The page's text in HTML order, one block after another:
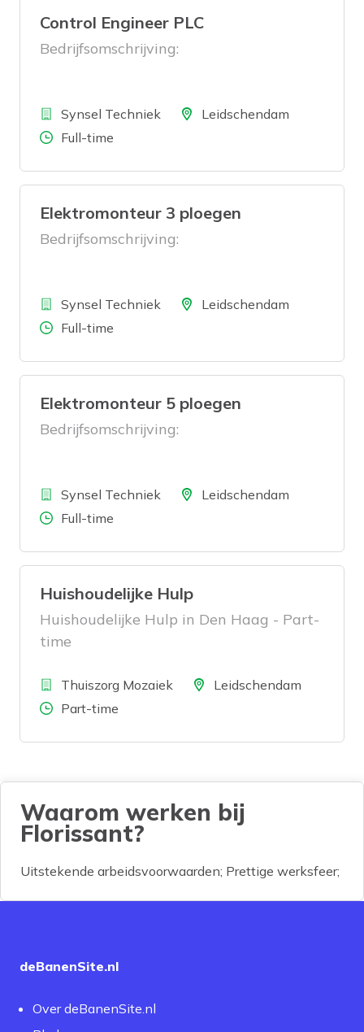
Control Engineer PLC
Bedrijfsomschrijving:
BedrijfSynsel Techniek LocatieLeidschendam
Aantal uren
Full-time
Elektromonteur 3 ploegen
Bedrijfsomschrijving:
BedrijfSynsel Techniek LocatieLeidschendam
Aantal uren
Full-time
Elektromonteur 5 ploegen
Bedrijfsomschrijving:
BedrijfSynsel Techniek LocatieLeidschendam
Aantal uren
Full-time
Huishoudelijke Hulp
Huishoudelijke Hulp in Den Haag - Part-
time
BedrijfThuiszorg Mozaiek LocatieLeidschendam
Aantal uren
Part-time
Waarom werken bij
Florissant?
Uitstekende arbeidsvoorwaarden; Prettige werksfeer;
deBanenSite.nl
Over deBanenSite.nl